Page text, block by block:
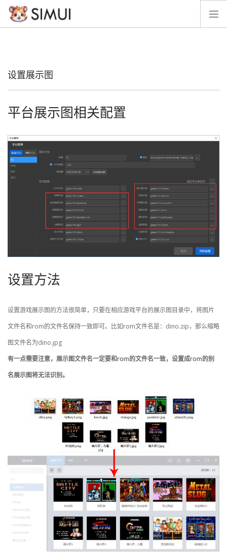
留言
帮助文档
SIMUI资源
周边素材
开发计划
开源
SEARCH SITE
设置展示图
平台展示图相关配置
设置方法
设置游戏展示图的方法很简单，只要在相应游戏平台的展示图目录中，将图片
文件名和rom的文件名保持一致即可。比如rom文件名是：dino.zip，那么缩略
图文件名为dino.jpg
有一点需要注意，展示图文件名一定要和rom的文件名一致，设置成rom的别
名展示图将无法识别。